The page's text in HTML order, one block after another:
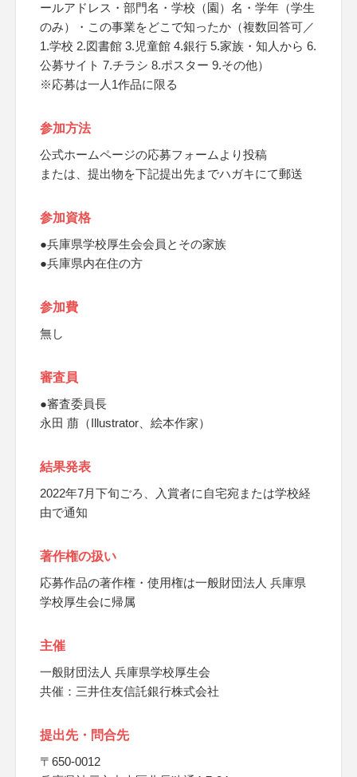
ールアドレス・部門名・学校（園）名・学年（学生
のみ）・この事業をどこで知ったか（複数回答可／
1.学校 2.図書館 3.児童館 4.銀行 5.家族・知人から 6.
公募サイト 7.チラシ 8.ポスター 9.その他）
※応募は一人1作品に限る
参加方法
公式ホームページの応募フォームより投稿
または、提出物を下記提出先までハガキにて郵送
参加資格
●兵庫県学校厚生会会員とその家族
●兵庫県内在住の方
参加費
無し
審査員
●審査委員長
永田 萠（Illustrator、絵本作家）
結果発表
2022年7月下旬ごろ、入賞者に自宅宛または学校経
由で通知
著作権の扱い
応募作品の著作権・使用権は一般財団法人 兵庫県
学校厚生会に帰属
主催
一般財団法人 兵庫県学校厚生会
共催：三井住友信託銀行株式会社
提出先・問合先
〒650-0012